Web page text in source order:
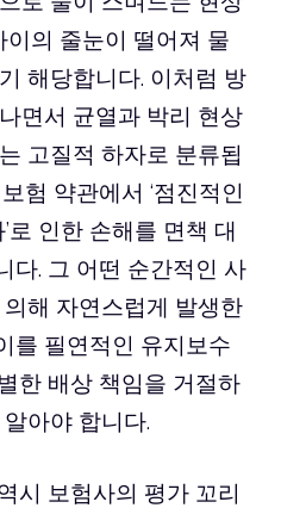
의 줄눈이 떨어져 물
해당합니다. 이처럼 방
면서 균열과 박리 현상
고질적 하자로 분류됩
험 약관에서 ‘점진적인
로 인한 손해를 면책 대
다. 그 어떤 순간적인 사
해 자연스럽게 발생한
를 필연적인 유지보수
한 배상 책임을 거절하
아야 합니다.
역시 보험사의 평가 꼬리